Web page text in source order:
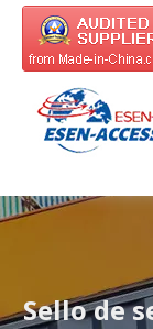
Sello de